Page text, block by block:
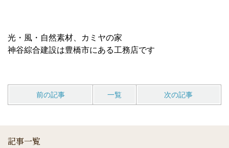
光・風・自然素材、カミヤの家
神谷綜合建設は豊橋市にある工務店です
前の記事 一覧 次の記事
記事一覧